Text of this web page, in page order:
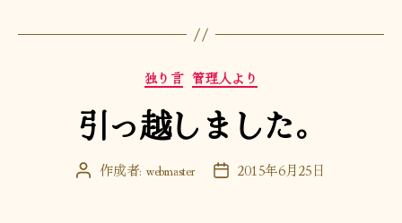
カ
テ
ゴ
リ
独り言 管理人より
引っ越しました。
投 作成者: webmaster
投 2015年6月25日